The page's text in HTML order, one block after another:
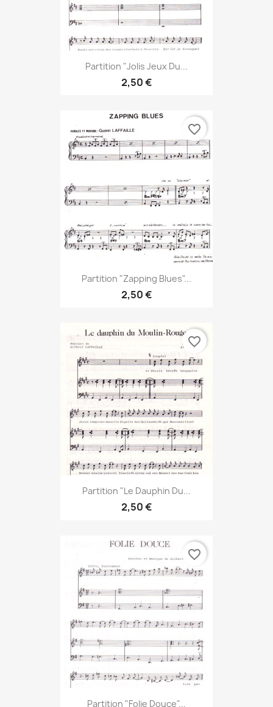
Partition "Jolis Jeux Du...
2,50 €
Partition "Zapping Blues"...
2,50 €
favorite_border
Partition "Le Dauphin Du...
2,50 €
favorite_border
Partition "Folie Douce"...
favorite_border